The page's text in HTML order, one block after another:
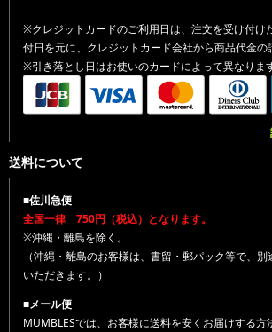
※クレジットカードのご利用日は、注文を受け付け
付日を元に、クレジットカード会社から商品代金の
※引き落とし日はお使いのカードによって異なります
送料について
■佐川急便
全国一律 750円（税込）となります。
※沖縄・離島を除く。
（沖縄・離島のお客様は、書留・郵パック等で、
いただきます。）
■メール便
MUMBLESでは、お客様に送料を安くお届けする方